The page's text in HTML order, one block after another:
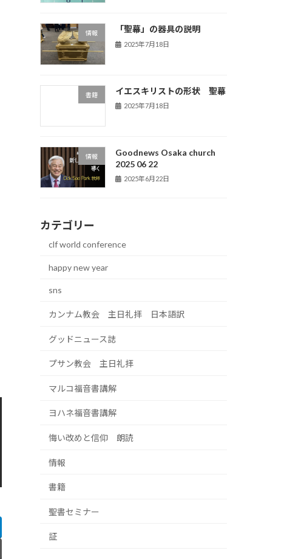
情報 「聖幕」の器具の説明
2025年7月18日
書籍 イエスキリストの形状 聖幕
2025年7月18日
情報
Goodnews Osaka church
2025 06 22
2025年6月22日
カテゴリー
clf world conference
happy new year
sns
カンナム教会 主日礼拝 日本語訳
グッドニュース誌
プサン教会 主日礼拝
マルコ福音書講解
ヨハネ福音書講解
悔い改めと信仰 朗読
情報
書籍
聖書セミナー
証